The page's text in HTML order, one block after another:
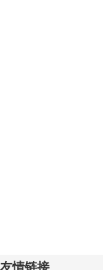
友情链接